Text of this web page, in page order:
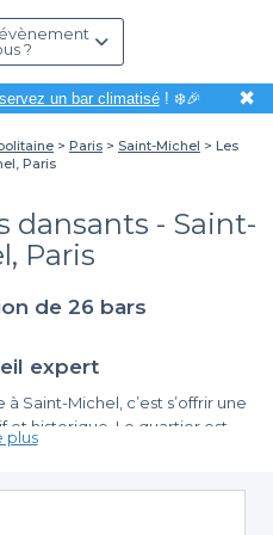
?
un bar climatisé! ❄️🎉 ✖
Paris Saint-Michel
Les
Paris
dansants - Saint-
Paris
de 26 bars
expert
Saint-Michel, c’est s’offrir une
et historique. Le quartier est
en pierres apparentes
le royaume des
plus